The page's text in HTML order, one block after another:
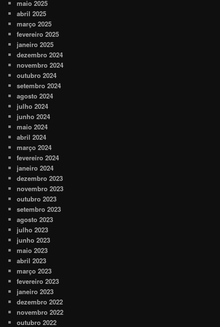
maio 2025
abril 2025
março 2025
fevereiro 2025
janeiro 2025
dezembro 2024
novembro 2024
outubro 2024
setembro 2024
agosto 2024
julho 2024
junho 2024
maio 2024
abril 2024
março 2024
fevereiro 2024
janeiro 2024
dezembro 2023
novembro 2023
outubro 2023
setembro 2023
agosto 2023
julho 2023
junho 2023
maio 2023
abril 2023
março 2023
fevereiro 2023
janeiro 2023
dezembro 2022
novembro 2022
outubro 2022